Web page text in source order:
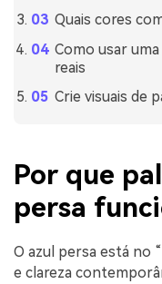
Quais cores
Como usar
reais
Crie visuais de
Por que
persa
O azul persa está no
e clareza